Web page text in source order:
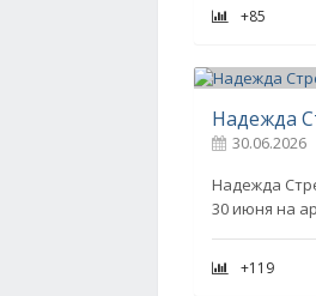
+85
Надежда
30.06.2026
Надежда
30 июня на
+119